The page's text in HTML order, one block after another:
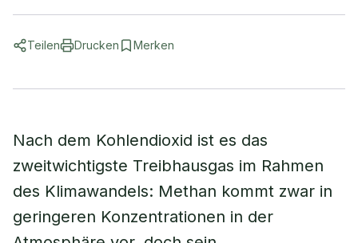
Teilen Drucken Merken
Nach dem Kohlendioxid ist es das
zweitwichtigste Treibhausgas im Rahmen
des Klimawandels: Methan kommt zwar in
geringeren Konzentrationen in der